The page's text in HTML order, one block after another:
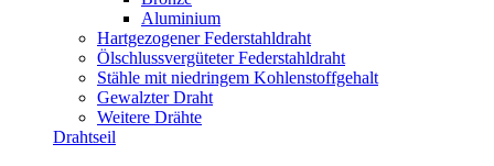
Aluminium
Hartgezogener Federstahldraht
Ölschlussvergüteter Federstahldraht
Stähle mit niedringem Kohlenstoffgehalt
Gewalzter Draht
Weitere Drähte
Drahtseil